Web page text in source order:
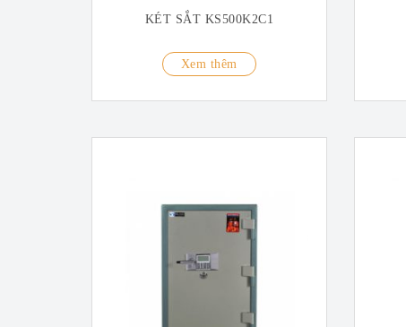
KÉT SẮT KS500K2C1
Xem thêm